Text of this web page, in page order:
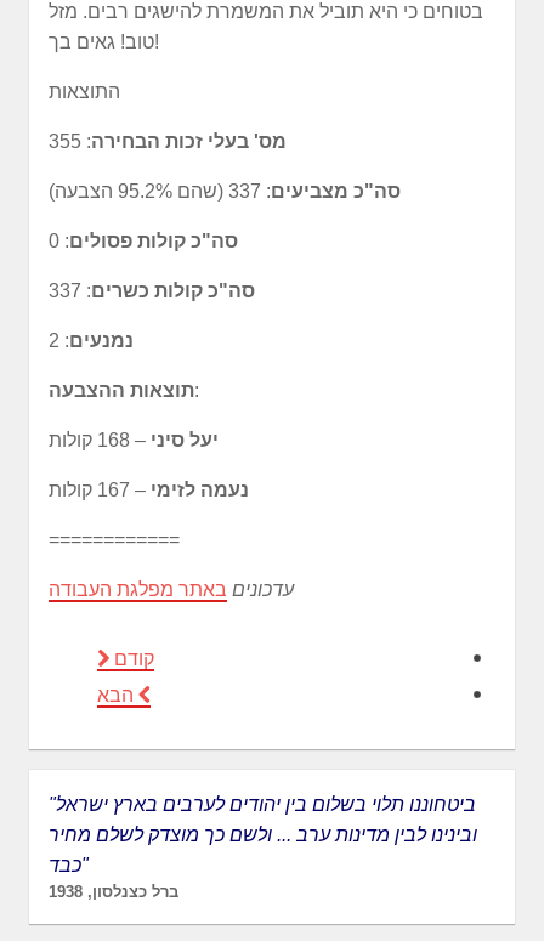
בטוחים כי היא תוביל את המשמרת להישגים רבים. מזל
טוב! גאים בך!
התוצאות
מס' בעלי זכות הבחירה: 355
סה"כ מצביעים: 337 (שהם 95.2% הצבעה)
סה"כ קולות פסולים: 0
סה"כ קולות כשרים: 337
נמנעים: 2
תוצאות ההצבעה:
יעל סיני – 168 קולות
נעמה לזימי – 167 קולות
============
עדכונים באתר מפלגת העבודה
קודם
הבא
"ביטחוננו תלוי בשלום בין יהודים לערבים בארץ ישראל
ובינינו לבין מדינות ערב ... ולשם כך מוצדק לשלם מחיר
כבד"
ברל כצנלסון, 1938